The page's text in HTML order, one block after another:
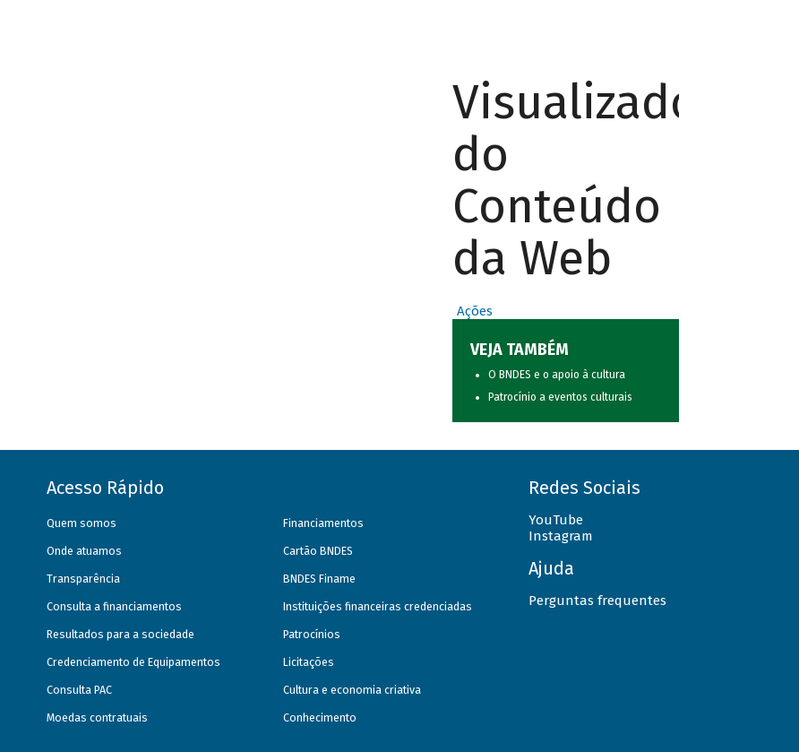
Visualizador
do
Conteúdo
da Web
Ações
VEJA TAMBÉM
O BNDES e o apoio à cultura
Patrocínio a eventos culturais
Acesso Rápido
Quem somos
Onde atuamos
Transparência
Consulta a financiamentos
Resultados para a sociedade
Credenciamento de Equipamentos
Consulta PAC
Moedas contratuais
Financiamentos
Cartão BNDES
BNDES Finame
Instituições financeiras credenciadas
Patrocínios
Licitações
Cultura e economia criativa
Conhecimento
Redes Sociais
YouTube
Instagram
Ajuda
Perguntas frequentes